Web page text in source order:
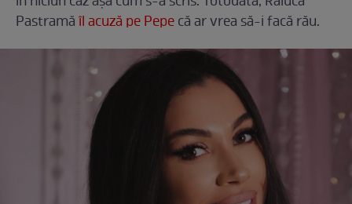
Pastramăîl acuză pe Pepecă ar vrea să-i facă rău.